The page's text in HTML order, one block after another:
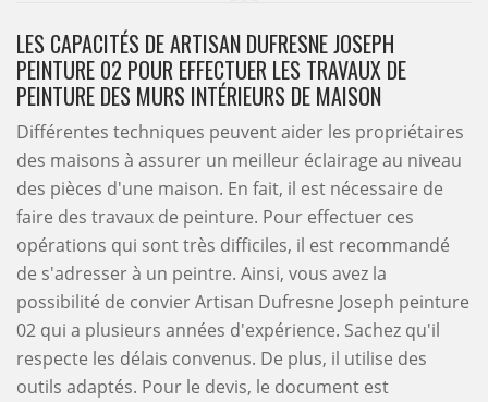
LES CAPACITÉS DE ARTISAN DUFRESNE JOSEPH
PEINTURE 02 POUR EFFECTUER LES TRAVAUX DE
PEINTURE DES MURS INTÉRIEURS DE MAISON
Différentes techniques peuvent aider les propriétaires
des maisons à assurer un meilleur éclairage au niveau
des pièces d'une maison. En fait, il est nécessaire de
faire des travaux de peinture. Pour effectuer ces
opérations qui sont très difficiles, il est recommandé
de s'adresser à un peintre. Ainsi, vous avez la
possibilité de convier Artisan Dufresne Joseph peinture
02 qui a plusieurs années d'expérience. Sachez qu'il
respecte les délais convenus. De plus, il utilise des
outils adaptés. Pour le devis, le document est